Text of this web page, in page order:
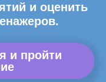
и оценить
и пройти